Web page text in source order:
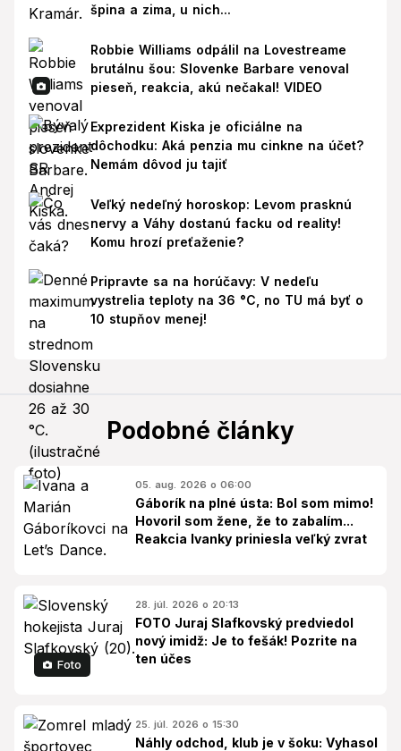
špina a zima, u nich...
Robbie Williams odpálil na Lovestreame
brutálnu šou: Slovenke Barbare venoval
pieseň, reakcia, akú nečakal! VIDEO
Exprezident Kiska je oficiálne na
dôchodku: Aká penzia mu cinkne na účet?
Nemám dôvod ju tajiť
Veľký nedeľný horoskop: Levom prasknú
nervy a Váhy dostanú facku od reality!
Komu hrozí preťaženie?
Pripravte sa na horúčavy: V nedeľu
vystrelia teploty na 36 °C, no TU má byť o
10 stupňov menej!
Podobné články
05. aug. 2026 o 06:00
Gáborík na plné ústa: Bol som mimo!
Hovoril som žene, že to zabalím...
Reakcia Ivanky priniesla veľký zvrat
Foto
28. júl. 2026 o 20:13
FOTO Juraj Slafkovský predviedol
nový imidž: Je to fešák! Pozrite na
ten účes
25. júl. 2026 o 15:30
Náhly odchod, klub je v šoku: Vyhasol